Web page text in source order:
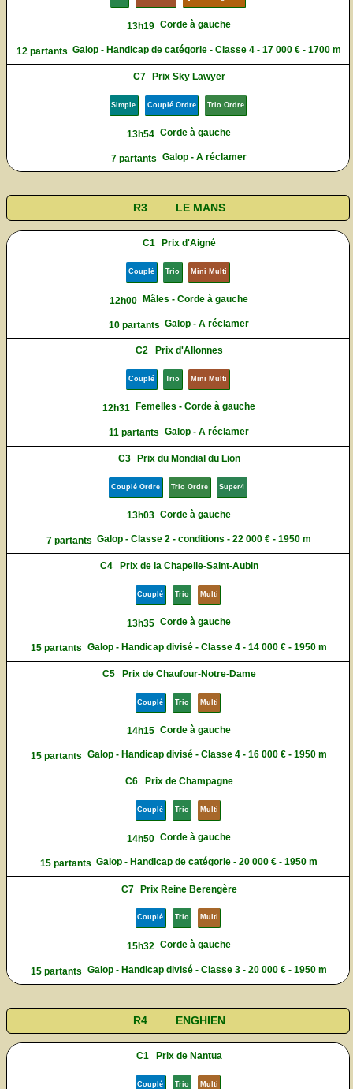
13h19 Corde à gauche
12 partants Galop - Handicap de catégorie - Classe 4 - 17 000 € - 1700 m
C7 Prix Sky Lawyer
Simple Couplé Ordre Trio Ordre
13h54 Corde à gauche
7 partants Galop - A réclamer
R3 LE MANS
C1 Prix d'Aigné
Couplé Trio Mini Multi
12h00 Mâles - Corde à gauche
10 partants Galop - A réclamer
C2 Prix d'Allonnes
Couplé Trio Mini Multi
12h31 Femelles - Corde à gauche
11 partants Galop - A réclamer
C3 Prix du Mondial du Lion
Couplé Ordre Trio Ordre Super4
13h03 Corde à gauche
7 partants Galop - Classe 2 - conditions - 22 000 € - 1950 m
C4 Prix de la Chapelle-Saint-Aubin
Couplé Trio Multi
13h35 Corde à gauche
15 partants Galop - Handicap divisé - Classe 4 - 14 000 € - 1950 m
C5 Prix de Chaufour-Notre-Dame
Couplé Trio Multi
14h15 Corde à gauche
15 partants Galop - Handicap divisé - Classe 4 - 16 000 € - 1950 m
C6 Prix de Champagne
Couplé Trio Multi
14h50 Corde à gauche
15 partants Galop - Handicap de catégorie - 20 000 € - 1950 m
C7 Prix Reine Berengère
Couplé Trio Multi
15h32 Corde à gauche
15 partants Galop - Handicap divisé - Classe 3 - 20 000 € - 1950 m
R4 ENGHIEN
C1 Prix de Nantua
Couplé Trio Multi